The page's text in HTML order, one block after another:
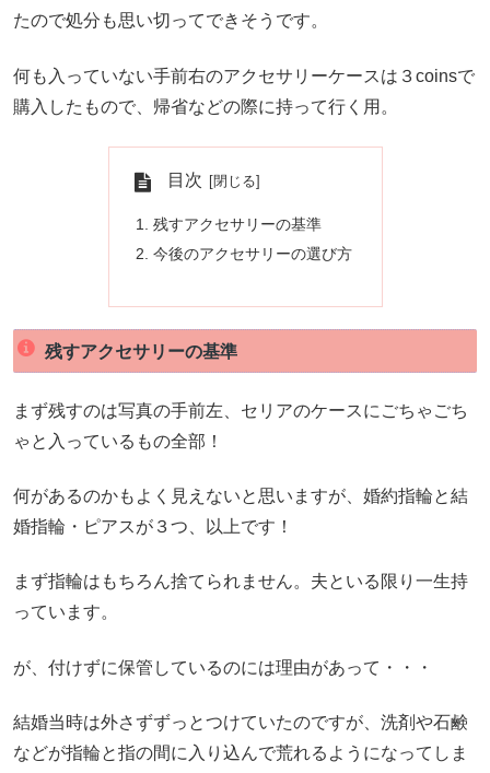
たので処分も思い切ってできそうです。
何も入っていない手前右のアクセサリーケースは３coinsで
購入したもので、帰省などの際に持って行く用。
目次
残すアクセサリーの基準
今後のアクセサリーの選び方
残すアクセサリーの基準
まず残すのは写真の手前左、セリアのケースにごちゃごち
ゃと入っているもの全部！
何があるのかもよく見えないと思いますが、婚約指輪と結
婚指輪・ピアスが３つ、以上です！
まず指輪はもちろん捨てられません。夫といる限り一生持
っています。
が、付けずに保管しているのには理由があって・・・
結婚当時は外さずずっとつけていたのですが、洗剤や石鹸
などが指輪と指の間に入り込んで荒れるようになってしま